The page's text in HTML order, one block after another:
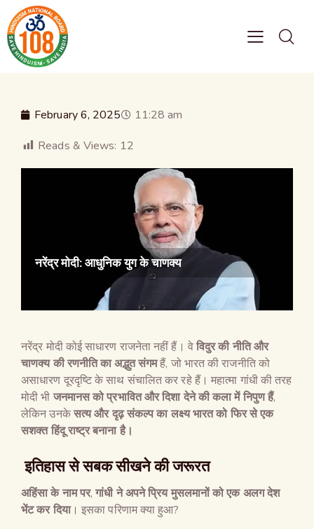
February 6, 2025
11:28 am
Reads & Views: 12
नरेंद्र मोदी: आधुनिक युग के चाणक्य
नरेंद्र मोदी कोई साधारण राजनेता नहीं हैं। वेविदुर की नीति और
चाणक्य की रणनीति का अद्भुत संगमहैं, जो भारत की राजनीति को
असाधारण दूरदृष्टि के साथ संचालित कर रहे हैं। महात्मा गांधी की तरह
मोदी भी जनमानस को प्रभावित और दिशा देने की कला में निपुण हैं,
लेकिन उनकेसत्य और दृढ़ संकल्प का लक्ष्य भारत को फिर से एक
सशक्त हिंदू राष्ट्र बनाना है।
इतिहास से सबक सीखने की जरूरत
अहिंसा के नाम पर,गांधी ने अपने प्रिय मुसलमानों को एक अलग देश
भेंट कर दिया। इसका परिणाम क्या हुआ?